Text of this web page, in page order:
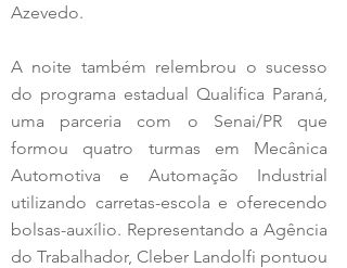
Azevedo.
A noite também relembrou o sucesso
do programa estadual Qualifica Paraná,
uma parceria com o Senai/PR que
formou quatro turmas em Mecânica
Automotiva e Automação Industrial
utilizando carretas-escola e oferecendo
bolsas-auxílio. Representando a Agência
do Trabalhador, Cleber Landolfi pontuou